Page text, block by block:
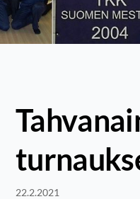
22.2.2021